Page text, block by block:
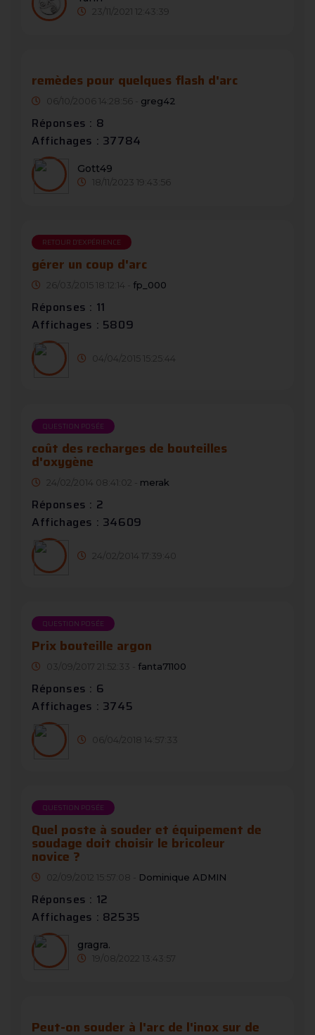
23/11/2021 12:43:39
remèdes pour quelques flash d'arc
06/10/2006 14:28:56 - greg42
Réponses : 8
Affichages : 37784
Gott49
18/11/2023 19:43:56
RETOUR D'EXPÉRIENCE
gérer un coup d'arc
26/03/2015 18:12:14 - fp_000
Réponses : 11
Affichages : 5809
04/04/2015 15:25:44
QUESTION POSÉE
coût des recharges de bouteilles
d'oxygène
24/02/2014 08:41:02 - merak
Réponses : 2
Affichages : 34609
24/02/2014 17:39:40
QUESTION POSÉE
Prix bouteille argon
03/09/2017 21:52:33 - fanta71100
Réponses : 6
Affichages : 3745
06/04/2018 14:57:33
QUESTION POSÉE
Quel poste à souder et équipement de
soudage doit choisir le bricoleur
novice ?
02/09/2012 15:57:08 - Dominique ADMIN
Réponses : 12
Affichages : 82535
gragra.
19/08/2022 13:43:57
Peut-on souder à l'arc de l'inox sur de